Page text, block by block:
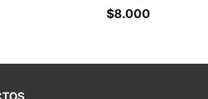
$8.000